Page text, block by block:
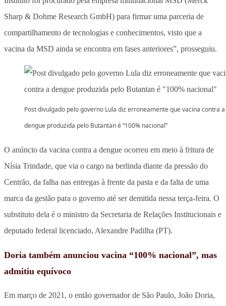
Sharp & Dohme Research GmbH) para firmar uma parceria de
compartilhamento de tecnologias e conhecimentos, visto que a
vacina da MSD ainda se encontra em fases anteriores”, prosseguiu.
Post divulgado pelo governo Lula diz erroneamente que vacina contra a
dengue produzida pelo Butantan é “100% nacional”
O anúncio da vacina contra a dengue ocorreu em meio à fritura de
Nísia Trindade, que via o cargo na berlinda diante da pressão do
Centrão, da falha nas entregas à frente da pasta e da falta de uma
marca da gestão para o governo até ser demitida nessa terça-feira. O
substituto dela é o ministro da Secretaria de Relações Institucionais e
deputado federal licenciado, Alexandre Padilha (PT).
Doria também anunciou vacina “100% nacional”, mas
admitiu equívoco
Em março de 2021, o então governador de São Paulo, João Doria,